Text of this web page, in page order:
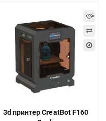
3d принтер CreatBot F160